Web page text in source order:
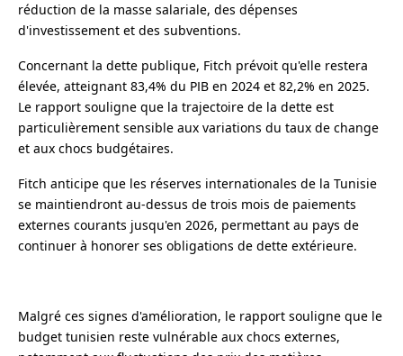
réduction de la masse salariale, des dépenses
d'investissement et des subventions.
Concernant la dette publique, Fitch prévoit qu'elle restera
élevée, atteignant 83,4% du PIB en 2024 et 82,2% en 2025.
Le rapport souligne que la trajectoire de la dette est
particulièrement sensible aux variations du taux de change
et aux chocs budgétaires.
Fitch anticipe que les réserves internationales de la Tunisie
se maintiendront au-dessus de trois mois de paiements
externes courants jusqu'en 2026, permettant au pays de
continuer à honorer ses obligations de dette extérieure.
Malgré ces signes d'amélioration, le rapport souligne que le
budget tunisien reste vulnérable aux chocs externes,